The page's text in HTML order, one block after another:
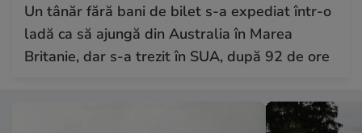
Un tânăr fără bani de bilet s-a expediat într-o
ladă ca să ajungă din Australia în Marea
Britanie, dar s-a trezit în SUA, după 92 de ore